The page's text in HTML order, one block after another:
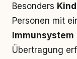
Besonders
Personen mit
Immunsystem
Übertragung